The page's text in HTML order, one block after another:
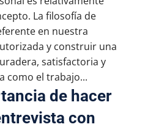
La filosofía de
en nuestra
y construir una
satisfactoria y
como el trabajo...
de hacer
con